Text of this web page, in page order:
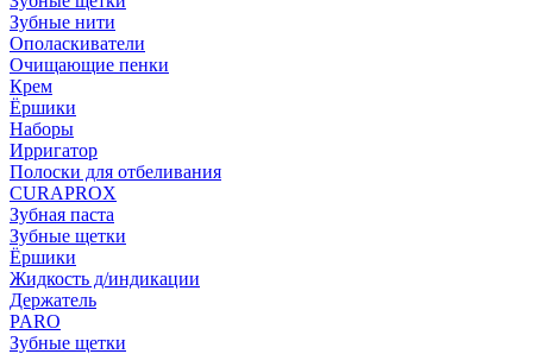
Зубные нити
Ополаскиватели
Очищающие пенки
Крем
Ёршики
Наборы
Ирригатор
Полоски для отбеливания
CURAPROX
Зубная паста
Зубные щетки
Ёршики
Жидкость д/индикации
Держатель
PARO
Зубные щетки